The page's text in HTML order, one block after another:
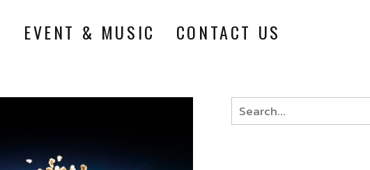
EVENT & MUSIC CONTACT US